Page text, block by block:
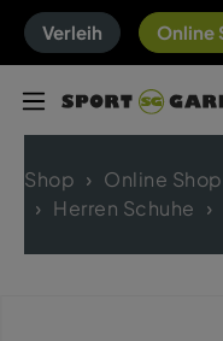
Verleih Online
Shop Online Shop
Herren Schuhe